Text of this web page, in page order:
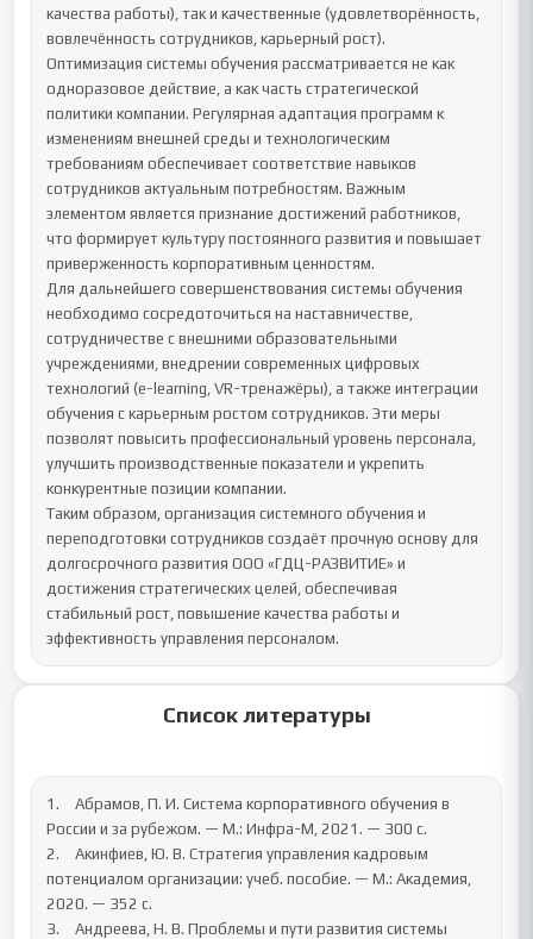
качества работы), так и качественные (удовлетворённость,
вовлечённость сотрудников, карьерный рост).
Оптимизация системы обучения рассматривается не как
одноразовое действие, а как часть стратегической
политики компании. Регулярная адаптация программ к
изменениям внешней среды и технологическим
требованиям обеспечивает соответствие навыков
сотрудников актуальным потребностям. Важным
элементом является признание достижений работников,
что формирует культуру постоянного развития и повышает
приверженность корпоративным ценностям.
Для дальнейшего совершенствования системы обучения
необходимо сосредоточиться на наставничестве,
сотрудничестве с внешними образовательными
учреждениями, внедрении современных цифровых
технологий (e-learning, VR-тренажёры), а также интеграции
обучения с карьерным ростом сотрудников. Эти меры
позволят повысить профессиональный уровень персонала,
улучшить производственные показатели и укрепить
конкурентные позиции компании.
Таким образом, организация системного обучения и
переподготовки сотрудников создаёт прочную основу для
долгосрочного развития ООО «ГДЦ-РАЗВИТИЕ» и
достижения стратегических целей, обеспечивая
стабильный рост, повышение качества работы и
эффективность управления персоналом.
Список литературы
1.	Абрамов, П. И. Система корпоративного обучения в
России и за рубежом. — М.: Инфра-М, 2021. — 300 с.
2.	Акинфиев, Ю. В. Стратегия управления кадровым
потенциалом организации: учеб. пособие. — М.: Академия,
2020. — 352 с.
3.	Андреева, Н. В. Проблемы и пути развития системы